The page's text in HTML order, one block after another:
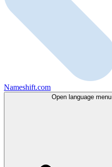
Nameshift.com
Open language menu